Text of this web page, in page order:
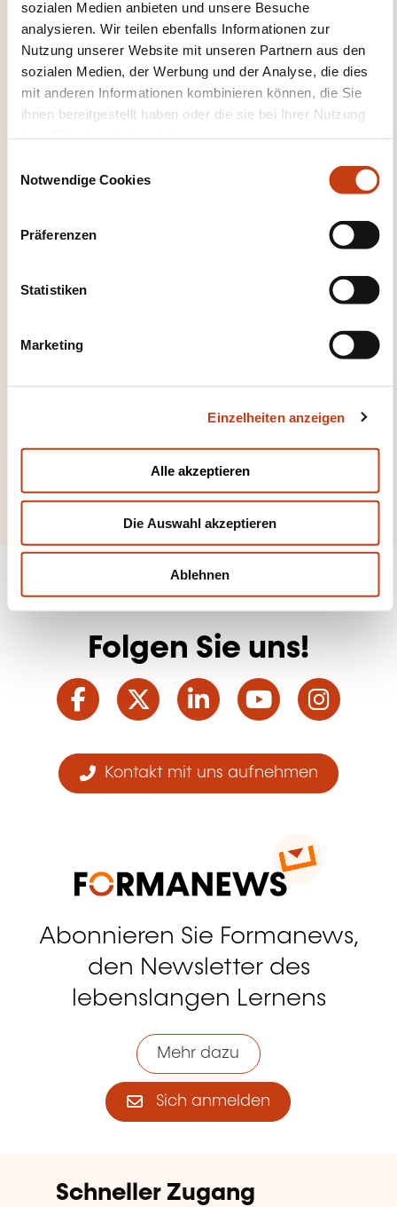
sozialen Medien anbieten und unsere Besuche
analysieren. Wir teilen ebenfalls Informationen zur
Nutzung unserer Website mit unseren Partnern aus den
sozialen Medien, der Werbung und der Analyse, die dies
mit anderen Informationen kombinieren können, die Sie
ihnen bereitgestellt haben oder die sie bei Ihrer Nutzung
Notwendige Cookies
Präferenzen
Statistiken
Marketing
Einzelheiten anzeigen
Alle akzeptieren
Die Auswahl akzeptieren
Ablehnen
Hier klicken, um zur
Weiterbildungskate
zurückzugelangen
Hotel- und
Gaststättengewerb
e
Folgen Sie uns!
Facebook
TwitterLinkedInYouTube
Kontakt mit uns aufnehmen
Abonnieren Sie Formanews,
den Newsletter des
lebenslangen Lernens
Mehr dazu
Sich anmelden
Schneller Zugang